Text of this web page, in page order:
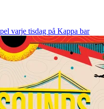
varje tisdag på Kappa bar